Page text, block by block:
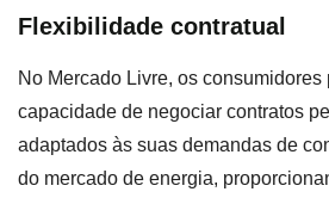
Flexibilidade contratual
No Mercado Livre, os consumidores
capacidade de negociar contratos
adaptados às suas demandas de
do mercado de energia,